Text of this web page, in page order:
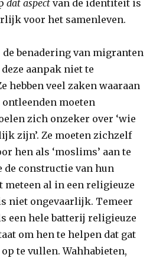
dat aspectvan de identiteit is
voor het samenleven.
benadering van migranten
aanpak niet te
hebben veel zaken waaraan
moeten
zich onzeker over ‘wie
zijn’. Ze moeten zichzelf
hen als ‘moslims’ aan te
de constructie van hun
al in een religieuze
niet ongevaarlijk. Temeer
een hele batterij religieuze
om hen te helpen dat gat
te vullen. Wahhabieten,